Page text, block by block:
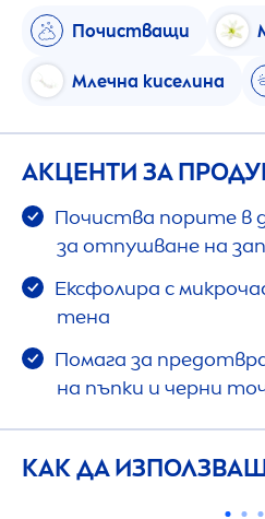
Почистващи
Млечна киселина
АКЦЕНТИ ЗА
Почиства порите в
за отпушване на
Ексфолира с
тена
Помага за
на пъпки и черни
КАК ДА